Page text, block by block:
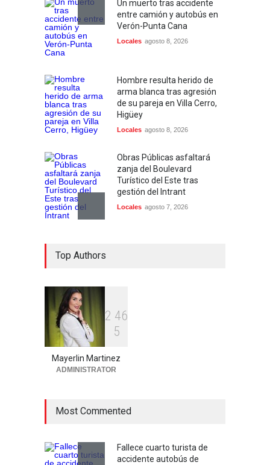
Un muerto tras accidente
entre camión y autobús en
Verón-Punta Cana
Locales agosto 8, 2026
Hombre resulta herido de
arma blanca tras agresión
de su pareja en Villa Cerro,
Higüey
Locales agosto 8, 2026
Obras Públicas asfaltará
zanja del Boulevard
Turístico del Este tras
gestión del Intrant
Locales agosto 7, 2026
Alcalde Manolito Ramírez
con dirigentes de Fuerza del
Top Authors
2 46
5
Mayerlin Martinez
ADMINISTRATOR
Most Commented
Fallece cuarto turista de
accidente autobús de